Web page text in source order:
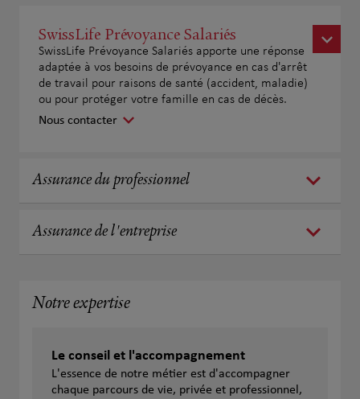
SwissLife Prévoyance Salariés
SwissLife Prévoyance Salariés apporte une réponse
adaptée à vos besoins de prévoyance en cas d'arrêt
de travail pour raisons de santé (accident, maladie)
ou pour protéger votre famille en cas de décès.
Nous contacter
Assurance du professionnel
Assurance de l'entreprise
Notre expertise
Le conseil et l'accompagnement
L'essence de notre métier est d'accompagner
chaque parcours de vie, privée et professionnel,